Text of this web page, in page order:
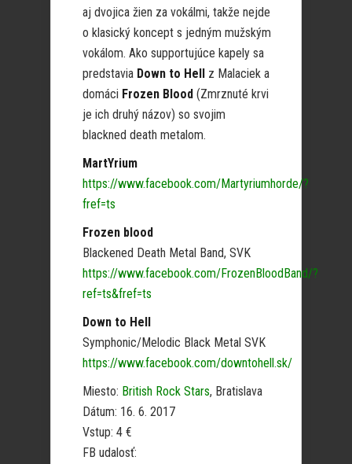
aj dvojica žien za vokálmi, takže nejde
o klasický koncept s jedným mužským
vokálom. Ako supportujúce kapely sa
predstavia Down to Hell z Malaciek a
domáci Frozen Blood (Zmrznuté krvi
je ich druhý názov) so svojim
blackned death metalom.
MartYrium
https://www.facebook.com/Martyriumhorde/?
fref=ts
Frozen blood
Blackened Death Metal Band, SVK
https://www.facebook.com/FrozenBloodBand/?
ref=ts&fref=ts
Down to Hell
Symphonic/Melodic Black Metal SVK
https://www.facebook.com/downtohell.sk/
Miesto: British Rock Stars, Bratislava
Dátum: 16. 6. 2017
Vstup: 4 €
FB udalosť: